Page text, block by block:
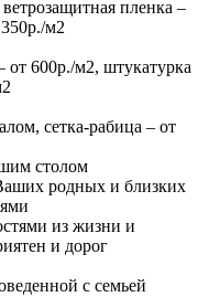
пленка –
м2
от 600р./м2, штукатурка
сетка-рабица – от
столом
родных и близких
из жизни и
и дорог
с семьей